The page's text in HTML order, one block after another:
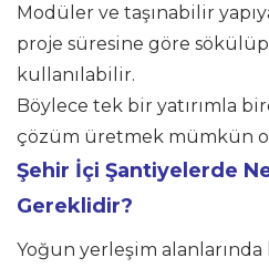
Modüler ve taşınabilir
proje süresine göre
kullanılabilir.
Böylece tek bir yatırımla
çözüm üretmek mümkün
Şehir İçi Şantiyelerde
Gereklidir?
Yoğun yerleşim alanlarında